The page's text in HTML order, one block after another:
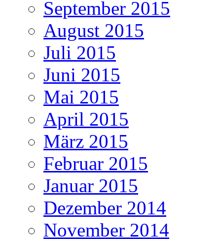
September 2015
August 2015
Juli 2015
Juni 2015
Mai 2015
April 2015
März 2015
Februar 2015
Januar 2015
Dezember 2014
November 2014